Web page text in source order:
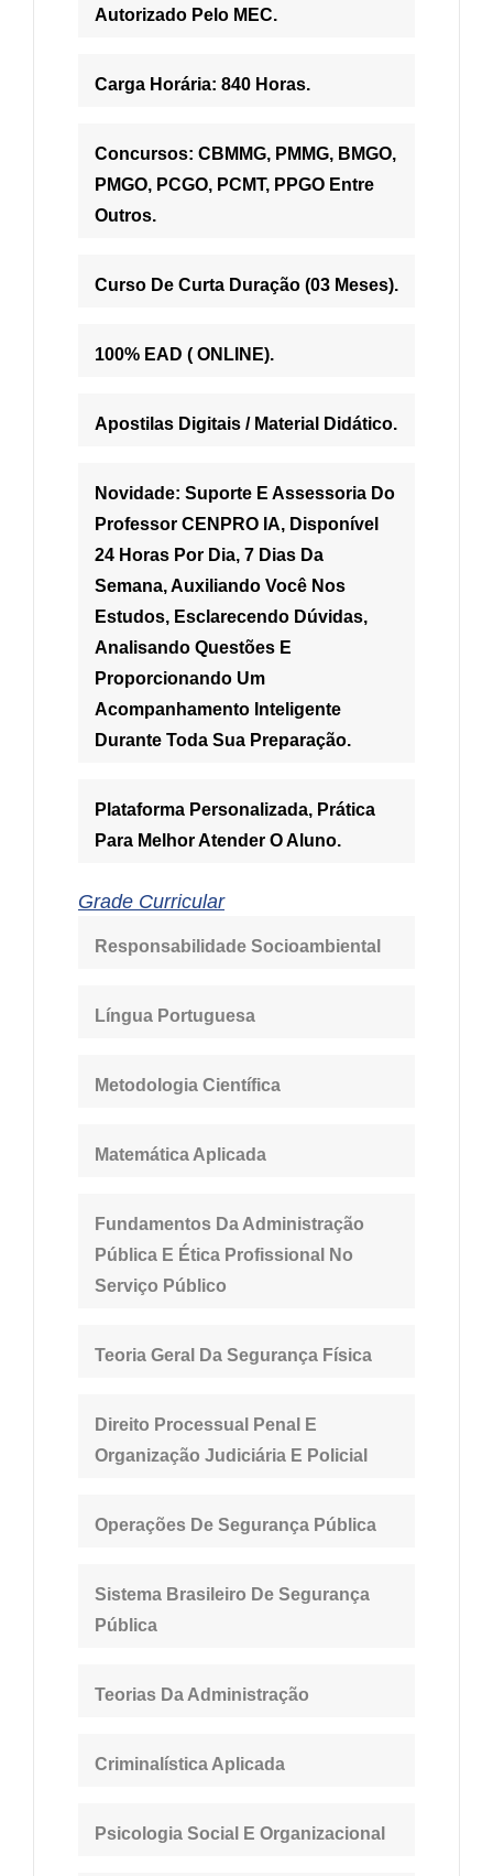
Autorizado Pelo MEC.
Carga Horária: 840 Horas.
Concursos: CBMMG, PMMG, BMGO,
PMGO, PCGO, PCMT, PPGO Entre
Outros.
Curso De Curta Duração (03 Meses).
100% EAD ( ONLINE).
Apostilas Digitais / Material Didático.
Novidade: Suporte E Assessoria Do
Professor CENPRO IA, Disponível
24 Horas Por Dia, 7 Dias Da
Semana, Auxiliando Você Nos
Estudos, Esclarecendo Dúvidas,
Analisando Questões E
Proporcionando Um
Acompanhamento Inteligente
Durante Toda Sua Preparação.
Plataforma Personalizada, Prática
Para Melhor Atender O Aluno.
Grade Curricular
Responsabilidade Socioambiental
Língua Portuguesa
Metodologia Científica
Matemática Aplicada
Fundamentos Da Administração
Pública E Ética Profissional No
Serviço Público
Teoria Geral Da Segurança Física
Direito Processual Penal E
Organização Judiciária E Policial
Operações De Segurança Pública
Sistema Brasileiro De Segurança
Pública
Teorias Da Administração
Criminalística Aplicada
Psicologia Social E Organizacional